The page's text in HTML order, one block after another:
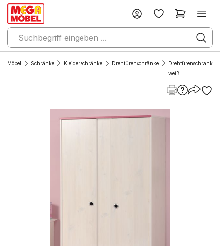
Möbel Schränke Kleiderschränke Drehtürenschränke
Drehtürenschrank
weiß